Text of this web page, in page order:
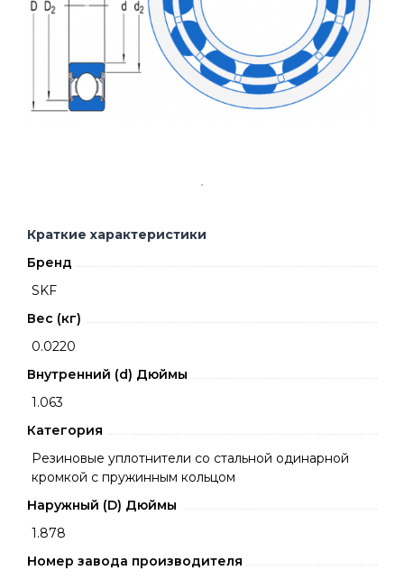
Краткие характеристики
Бренд
SKF
Вес (кг)
0.0220
Внутренний (d) Дюймы
1.063
Категория
Резиновые уплотнители со стальной одинарной
кромкой с пружинным кольцом
Наружный (D) Дюймы
1.878
Номер завода производителя